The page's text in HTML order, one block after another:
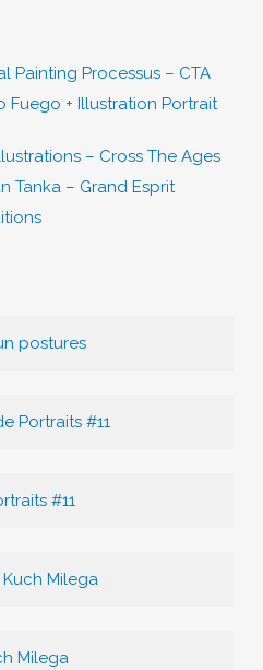
Painting Processus – CTA
Fuego + Illustration Portrait
– Cross The Ages
Tanka – Grand Esprit
postures
Portraits #11
#11
Milega
Milega